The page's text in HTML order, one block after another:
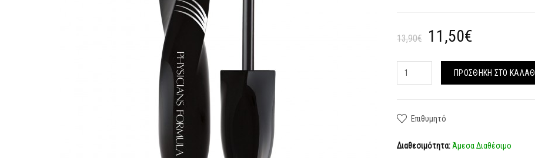
13,90€ 11,50€
ΠΡΟΣΘΉΚΗ ΣΤΟ ΚΑΛΆΘΙ
Επιθυμητό
Διαθεσιμότητα: Άμεσα Διαθέσιμο